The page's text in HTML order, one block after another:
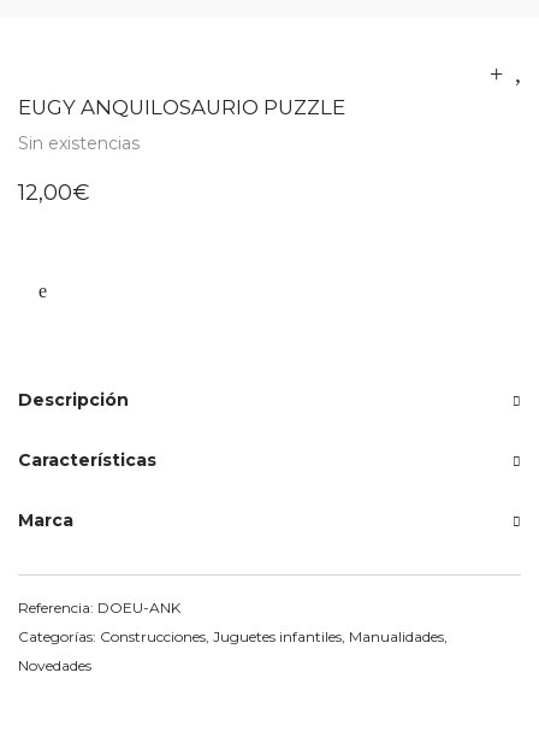
EUGY ANQUILOSAURIO PUZZLE
Sin existencias
12,00€
Descripción
Características
Marca
Referencia: DOEU-ANK
Categorías: Construcciones Juguetes infantiles Manualidades
Novedades